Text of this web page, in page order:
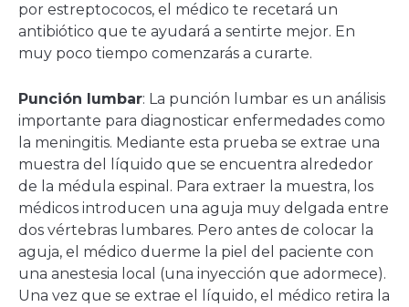
por estreptococos, el médico te recetará un
antibiótico que te ayudará a sentirte mejor. En
muy poco tiempo comenzarás a curarte.
Punción lumbar: La punción lumbar es un análisis
importante para diagnosticar enfermedades como
la meningitis. Mediante esta prueba se extrae una
muestra del líquido que se encuentra alrededor
de la médula espinal. Para extraer la muestra, los
médicos introducen una aguja muy delgada entre
dos vértebras lumbares. Pero antes de colocar la
aguja, el médico duerme la piel del paciente con
una anestesia local (una inyección que adormece).
Una vez que se extrae el líquido, el médico retira la